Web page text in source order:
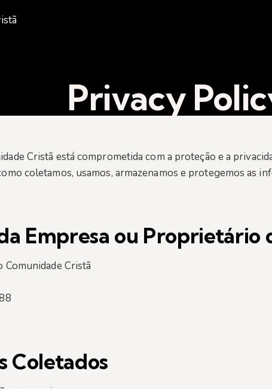
Privacy
Cristã está comprometida com a proteção e a
coletamos, usamos, armazenamos e protegemos as
Empresa ou Proprietário
Comunidade Cristã
Coletados